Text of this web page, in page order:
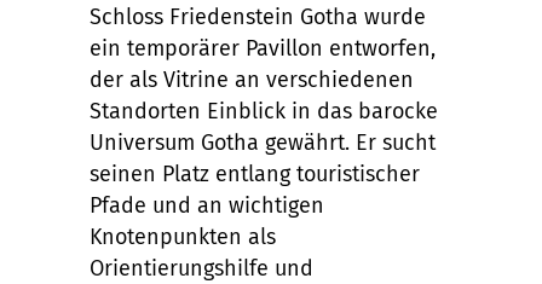
Schloss Friedenstein Gotha wurde
ein temporärer Pavillon entworfen,
der als Vitrine an verschiedenen
Standorten Einblick in das barocke
Universum Gotha gewährt. Er sucht
seinen Platz entlang touristischer
Pfade und an wichtigen
Knotenpunkten als
Orientierungshilfe und